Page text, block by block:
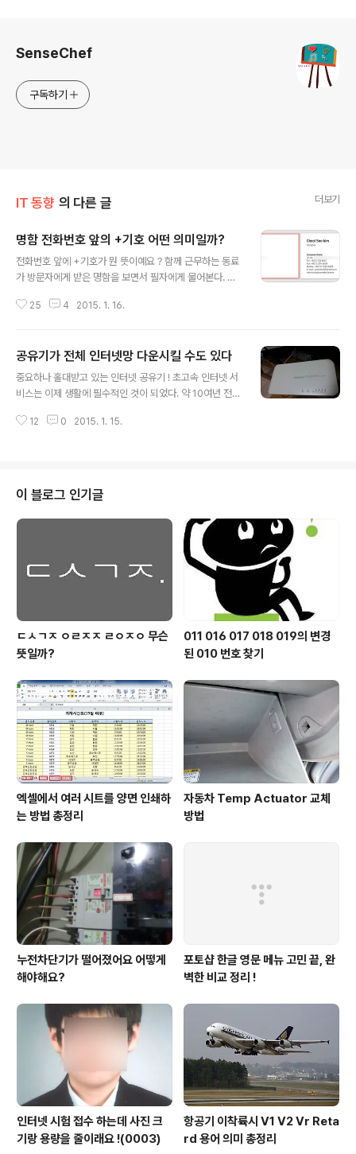
SenseChef
구독하기
IT 동향 의 다른 글 더보기
명함 전화번호 앞의 +기호 어떤 의미일까?
전화번호 앞에 +기호가 뭔 뜻이예요 ? 함께 근무하는 동료
가 방문자에게 받은 명함을 보면서 필자에게 물어본다. 명
이 무슨 의미인지 모르겠다는 것이었다. 그래서 필자 역시
사의 명함도 찾을 수 있었다. 또한 특이하게도 영문으로 표
기되어 있는 면의 전화번호에만 "+" 기호가 앞에 붙어 있
었다. 따라서 이러한 표기 방법이 사람들에게 충분히 혼란
의 "+" 기호는 과연 무슨 의미일까 ? 명함 샘플 모습, 한글
25 4 2015. 1. 16.
공유기가 전체 인터넷망 다운시킬 수도 있다
중요하나 홀대받고 있는 인터넷 공유기 ! 초고속 인터넷 서
비스는 이제 생활에 필수적인 것이 되었다. 약 10여년 전만
다릴 수 있었다. 그러나 지금은 그렇지 않다. 송금을 위한
? 그것은 집과 외부의 인터넷망을 서로 연결시켜 주는 공유
기이다. 만약 공유기가 고장나면 집안의 모든 인터넷 연결
이 끊어진다. 그런데 대부분의 가정에서 공유기는 한번 사
서 연결해 놓으면 다시 살펴보지 않는 기기이기도 하다. 책
상 밑이나 어두운 곳에 쳐박혀 먼지만 뒤집어 쓰는 신세인
것이다. 그렇다면 중요..
12 0 2015. 1. 15.
이 블로그 인기글
ㄷㅅㄱㅈ ㅇㄹㅈㅈ ㄹㅇㅈㅇ 무슨
뜻일까?
011 016 017 018 019의 변경
된 010 번호 찾기
엑셀에서 여러 시트를 양면 인쇄하
는 방법 총정리
자동차 Temp Actuator 교체
방법
누전차단기가 떨어졌어요 어떻게
해야해요?
포토샵 한글 영문 메뉴 고민 끝, 완
벽한 비교 정리 !
인터넷 시험 접수 하는데 사진 크
기랑 용량을 줄이래요 !(0003)
항공기 이착륙시 V1 V2 Vr Reta
rd 용어 의미 총정리